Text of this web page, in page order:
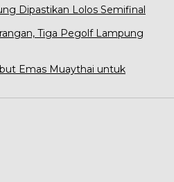
Dipastikan Lolos Semifinal
Tiga Pegolf Lampung
Emas Muaythai untuk